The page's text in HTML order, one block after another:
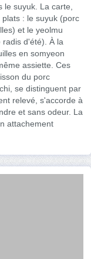
suyuk. La carte,
: le suyuk (porc
et le yeolmu
d'été). À la
en somyeon
assiette. Ces
du porc
se distinguent par
relevé, s'accorde à
et sans odeur. La
attachement